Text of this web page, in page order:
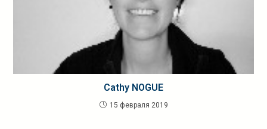
Cathy NOGUE
15 февраля 2019